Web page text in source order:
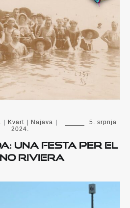
Kvart Najava
5. srpnja
2024.
una festa per el
Riviera